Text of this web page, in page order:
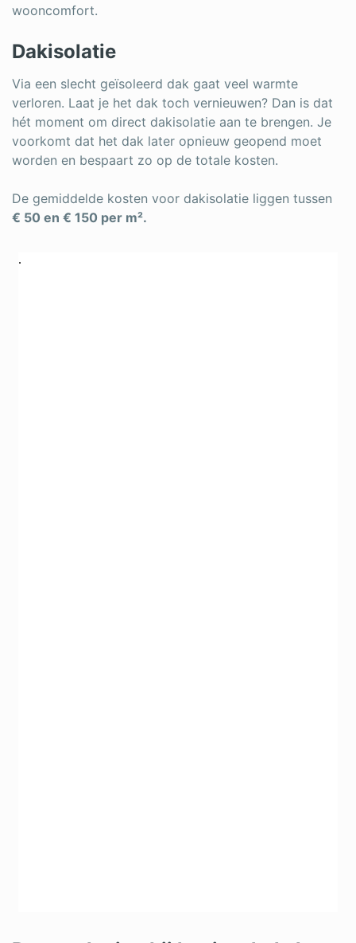
wooncomfort.
Dakisolatie
Via een slecht geïsoleerd dak gaat veel warmte
verloren. Laat je het dak toch vernieuwen? Dan is dat
hét moment om direct dakisolatie aan te brengen. Je
voorkomt dat het dak later opnieuw geopend moet
worden en bespaart zo op de totale kosten.
De gemiddelde kosten voor dakisolatie liggen tussen
€ 50 en € 150 per m².